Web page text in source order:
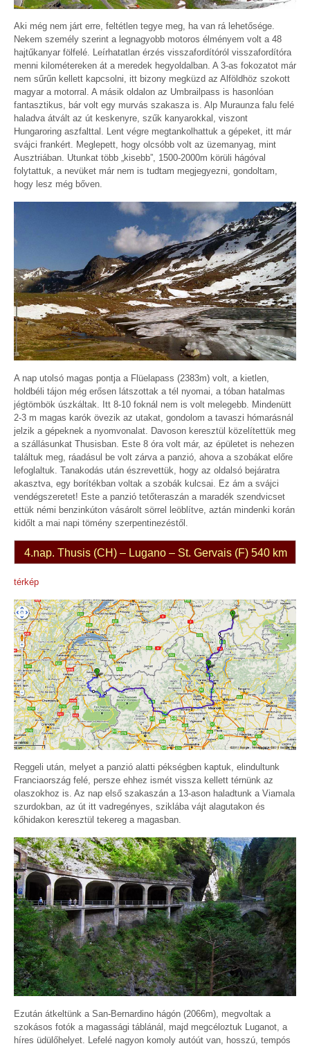
Aki még nem járt erre, feltétlen tegye meg, ha van rá lehetősége.
Nekem személy szerint a legnagyobb motoros élményem volt a 48
hajtűkanyar fölfelé. Leírhatatlan érzés visszafordítóról visszafordítóra
menni kilométereken át a meredek hegyoldalban. A 3-as fokozatot már
nem sűrűn kellett kapcsolni, itt bizony megküzd az Alföldhöz szokott
magyar a motorral. A másik oldalon az Umbrailpass is hasonlóan
fantasztikus, bár volt egy murvás szakasza is. Alp Muraunza falu felé
haladva átvált az út keskenyre, szűk kanyarokkal, viszont
Hungaroring aszfalttal. Lent végre megtankolhattuk a gépeket, itt már
svájci frankért. Meglepett, hogy olcsóbb volt az üzemanyag, mint
Ausztriában. Utunkat több „kisebb”, 1500-2000m körüli hágóval
folytattuk, a nevüket már nem is tudtam megjegyezni, gondoltam,
hogy lesz még bőven.
A nap utolsó magas pontja a Flüelapass (2383m) volt, a kietlen,
holdbéli tájon még erősen látszottak a tél nyomai, a tóban hatalmas
jégtömbök úszkáltak. Itt 8-10 foknál nem is volt melegebb. Mindenütt
2-3 m magas karók övezik az utakat, gondolom a tavaszi hómarásnál
jelzik a gépeknek a nyomvonalat. Davoson keresztül közelítettük meg
a szállásunkat Thusisban. Este 8 óra volt már, az épületet is nehezen
találtuk meg, ráadásul be volt zárva a panzió, ahova a szobákat előre
lefoglaltuk. Tanakodás után észrevettük, hogy az oldalsó bejáratra
akasztva, egy borítékban voltak a szobák kulcsai. Ez ám a svájci
vendégszeretet! Este a panzió tetőteraszán a maradék szendvicset
ettük némi benzinkúton vásárolt sörrel leöblítve, aztán mindenki korán
kidőlt a mai napi tömény szerpentinezéstől.
4.nap. Thusis (CH) – Lugano – St. Gervais (F) 540 km
térkép
Reggeli után, melyet a panzió alatti pékségben kaptuk, elindultunk
Franciaország felé, persze ehhez ismét vissza kellett térnünk az
olaszokhoz is. Az nap első szakaszán a 13-ason haladtunk a Viamala
szurdokban, az út itt vadregényes, sziklába vájt alagutakon és
kőhidakon keresztül tekereg a magasban.
Ezután átkeltünk a San-Bernardino hágón (2066m), megvoltak a
szokásos fotók a magassági táblánál, majd megcéloztuk Luganot, a
híres üdülőhelyet. Lefelé nagyon komoly autóút van, hosszú, tempós